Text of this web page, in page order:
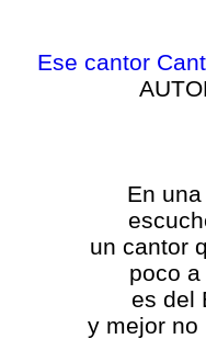
Ese cantor
En
un cantor
poco
es del
y mejor no